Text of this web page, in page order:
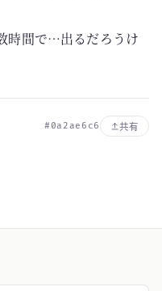
時間で…出るだろうけ
#0a2ae6c6 共有